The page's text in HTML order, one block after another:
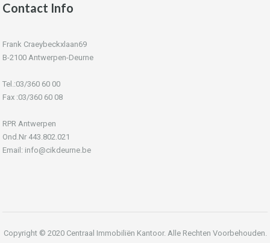
Contact Info
Frank Craeybeckxlaan69
B-2100 Antwerpen-Deurne
Tel.:03/360 60 00
Fax :03/360 60 08
RPR Antwerpen
Ond.Nr 443.802.021
Email: info@cikdeurne.be
Copyright © 2020 Centraal Immobiliën Kantoor. Alle Rechten Voorbehouden.